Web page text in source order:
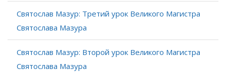
Святослав Мазур: Третий урок Великого Магистра
Святослава Мазура
Святослав Мазур: Второй урок Великого Магистра
Святослава Мазура